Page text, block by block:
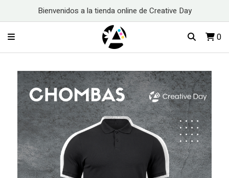
Bienvenidos a la tienda online de Creative Day
0